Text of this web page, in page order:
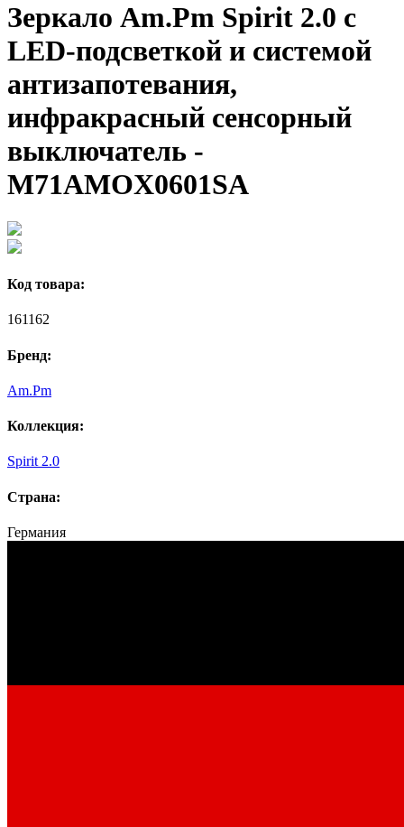
Зеркало Am.Pm Spirit 2.0 с
LED-подсветкой и системой
антизапотевания,
инфракрасный сенсорный
выключатель -
M71AMOX0601SA
Код товара:
161162
Бренд:
Am.Pm
Коллекция:
Spirit 2.0
Страна:
Германия